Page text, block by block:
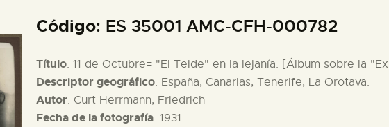
Código: ES 35001 AMC-CFH-000782
Título: 11 de Octubre= "El Teide" en la lejanía. [Álbum sobre la
Descriptor geográfico: España, Canarias, Tenerife, La Orotava.
Autor: Curt Herrmann, Friedrich
Fecha de la fotografía: 1931